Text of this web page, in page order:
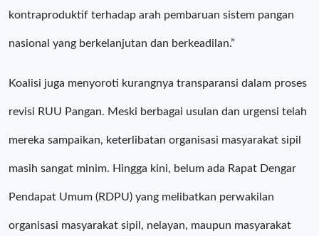
kontraproduktif terhadap arah pembaruan sistem pangan
nasional yang berkelanjutan dan berkeadilan.”
Koalisi juga menyoroti kurangnya transparansi dalam proses
revisi RUU Pangan. Meski berbagai usulan dan urgensi telah
mereka sampaikan, keterlibatan organisasi masyarakat sipil
masih sangat minim. Hingga kini, belum ada Rapat Dengar
Pendapat Umum (RDPU) yang melibatkan perwakilan
organisasi masyarakat sipil, nelayan, maupun masyarakat